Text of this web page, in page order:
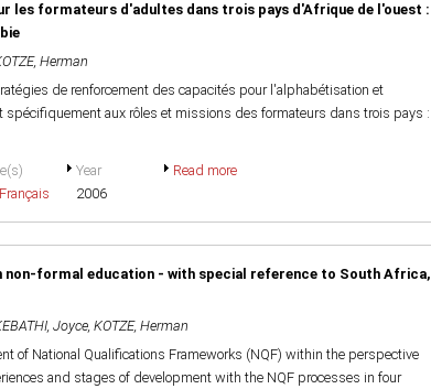
les formateurs d'adultes dans trois pays d'Afrique de l'ouest :
Herman
de renforcement des capacités pour l'alphabétisation et
spécifiquement aux rôles et missions des formateurs dans trois pays :
Français
Year
2006
Read more
non-formal education - with special reference to South Africa,
Joyce, KOTZE, Herman
of National Qualifications Frameworks (NQF) within the perspective
and stages of development with the NQF processes in four